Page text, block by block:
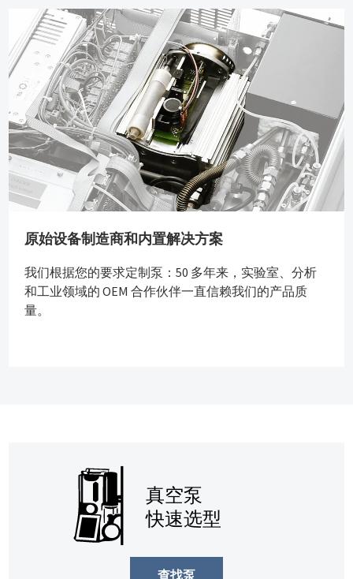
原始设备制造商和内置解决方案
我们根据您的要求定制泵：50 多年来，实验室、分析
和工业领域的 OEM 合作伙伴一直信赖我们的产品质
量。
真空泵
快速选型
查找泵